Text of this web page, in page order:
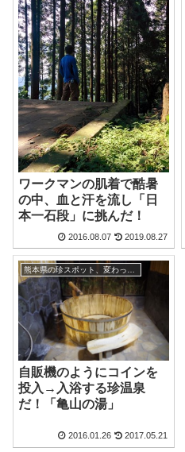
ワークマンの肌着で酷暑
の中、血と汗を流し「日
本一石段」に挑んだ！
2016.08.07 2019.08.27
熊本県の珍スポット、変わった観光地
自販機のようにコインを
投入→入浴する珍温泉
だ！「亀山の湯」
2016.01.26 2017.05.21